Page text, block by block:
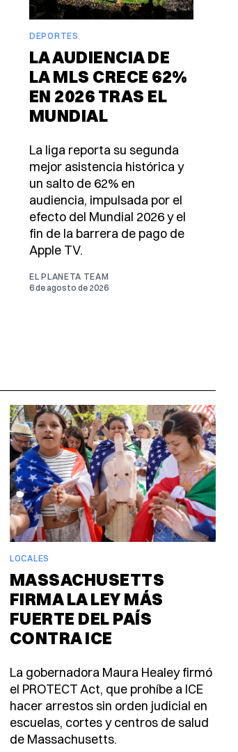
DEPORTES
LA AUDIENCIA DE
LA MLS CRECE 62%
EN 2026 TRAS EL
MUNDIAL
La liga reporta su segunda
mejor asistencia histórica y
un salto de 62% en
audiencia, impulsada por el
efecto del Mundial 2026 y el
fin de la barrera de pago de
Apple TV.
EL PLANETA TEAM
6 de agosto de 2026
LOCALES
MASSACHUSETTS
FIRMA LA LEY MÁS
FUERTE DEL PAÍS
CONTRA ICE
La gobernadora Maura Healey firmó
el PROTECT Act, que prohíbe a ICE
hacer arrestos sin orden judicial en
escuelas, cortes y centros de salud
de Massachusetts.